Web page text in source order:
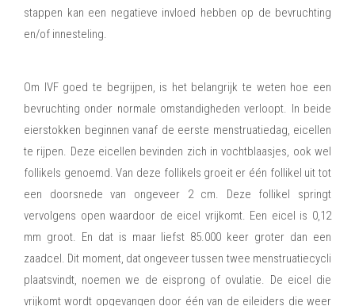
stappen kan een negatieve invloed hebben op de bevruchting
en/of innesteling.
Om IVF goed te begrijpen, is het belangrijk te weten hoe een
bevruchting onder normale omstandigheden verloopt. In beide
eierstokken beginnen vanaf de eerste menstruatiedag, eicellen
te rijpen. Deze eicellen bevinden zich in vochtblaasjes, ook wel
follikels genoemd. Van deze follikels groeit er één follikel uit tot
een doorsnede van ongeveer 2 cm. Deze follikel springt
vervolgens open waardoor de eicel vrijkomt. Een eicel is 0,12
mm groot. En dat is maar liefst 85.000 keer groter dan een
zaadcel. Dit moment, dat ongeveer tussen twee menstruatiecycli
plaatsvindt, noemen we de eisprong of ovulatie. De eicel die
vrijkomt wordt opgevangen door één van de eileiders die weer